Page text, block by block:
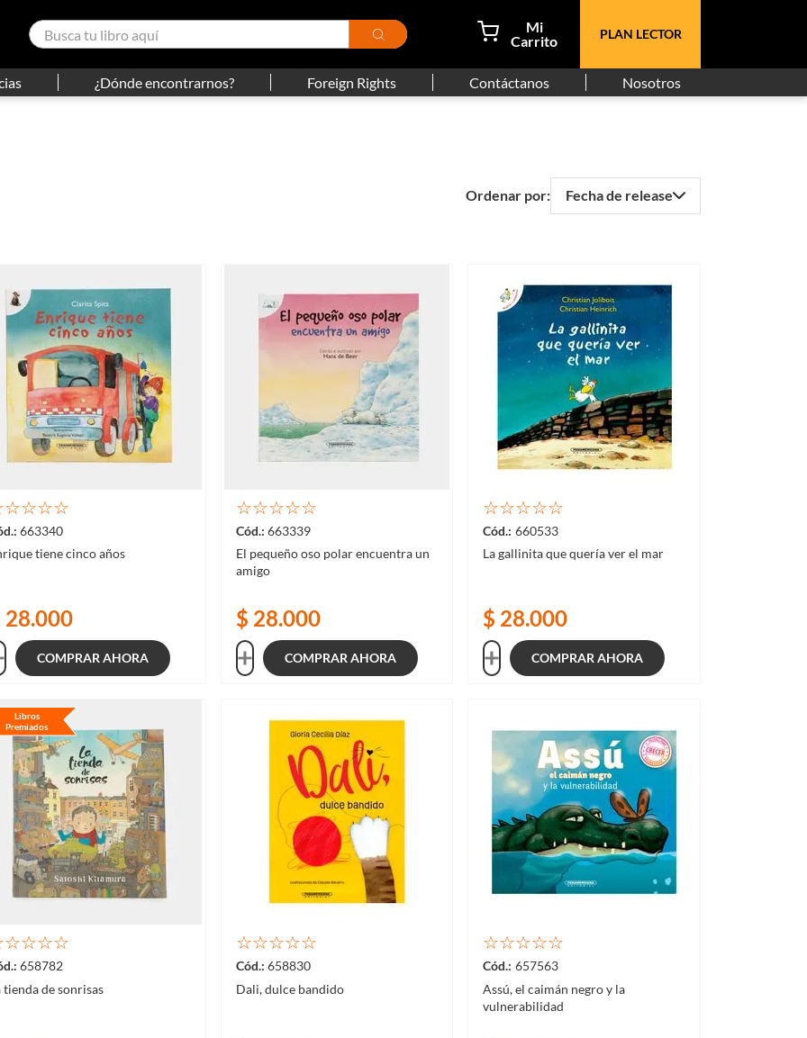
PLAN LECTOR
¿Dónde encontrarnos? Foreign Rights Contáctanos Nosotros
Fecha de release
☆☆☆☆
663340
tiene cinco años
28.000
COMPRAR AHORA
☆☆☆☆☆
663339
El pequeño oso polar encuentra un
amigo
$ 28.000
COMPRAR AHORA
☆☆☆☆☆
660533
La gallinita que quería ver el mar
$ 28.000
COMPRAR AHORA
Libros
Premiados
☆☆☆☆
658782
tienda de sonrisas
☆☆☆☆☆
658830
Dali, dulce bandido
☆☆☆☆☆
657563
Assú, el caimán negro y la
vulnerabilidad